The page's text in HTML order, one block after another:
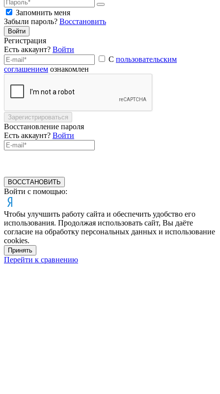
Запомнить меня
Забыли пароль? Восстановить
Войти
Регистрация
Есть аккаунт? Войти
С пользовательским
соглашением ознакомлен
Зарегистрироваться
Восстановление пароля
Есть аккаунт? Войти
ВОССТАНОВИТЬ
Войти с помощью:
Чтобы улучшить работу сайта и обеспечить удобство его
использования. Продолжая использовать сайт, Вы даёте
согласие на обработку персональных данных и использование
cookies.
Принять
Перейти к сравнению